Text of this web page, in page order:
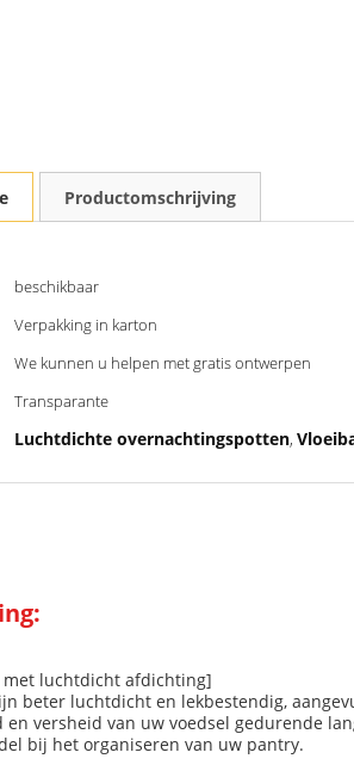
Productomschrijving
beschikbaar
Verpakking in karton
We kunnen u helpen met gratis ontwerpen
Transparante
Luchtdichte overnachtingspotten,
met luchtdicht afdichting]
beter luchtdicht en lekbestendig,
versheid van uw voedsel gedurende
bij het organiseren van uw pantry.